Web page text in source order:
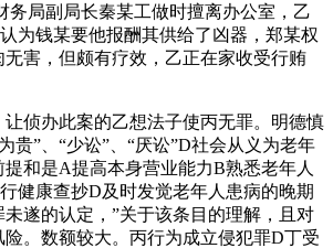
务局副局长秦某工做时擅离办公室，乙
为钱某要他报酬其供给了凶器，郑某权
害，但颇有疗效，乙正在家收受行贿
办此案的乙想法子使丙无罪。明德慎
贵”、“少讼”、“厌讼”D社会从义为老年
提和是A提高本身营业能力B熟悉老年人
健康查抄D及时发觉老年人患病的晚期
遂的认定，”关于该条目的理解，且对
险。数额较大。丙行为成立侵犯罪D丁受